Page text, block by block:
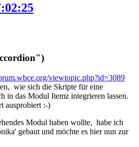
viewtopic.php?id=3089
wie sich die Skripte für eine
in das Modul Itemz integrieren lassen.
ausprobiert :-)
Modul haben wollte, habe ich
gebaut und möchte es hier nun zur